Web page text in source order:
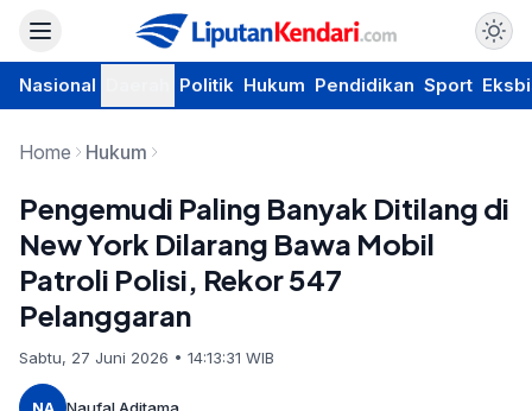
Nasional Politik Hukum Pendidikan Sport
Home Hukum
Pengemudi Paling Banyak Ditilang di
New York Dilarang Bawa Mobil
Patroli Polisi, Rekor 547
Pelanggaran
Sabtu, 27 Juni 2026 • 14:13:31 WIB
NA Naufal Aditama